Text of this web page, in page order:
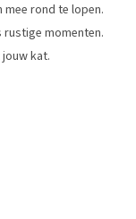
rond te lopen.
momenten.
kat.